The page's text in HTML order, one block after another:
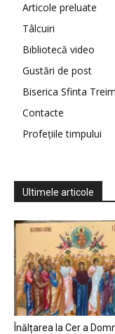
Articole preluate
Tâlcuiri
Bibliotecă video
Gustări de post
Biserica Sfinta
Contacte
Profețiile timpului
Ultimele articole
Înălțarea la Cer a